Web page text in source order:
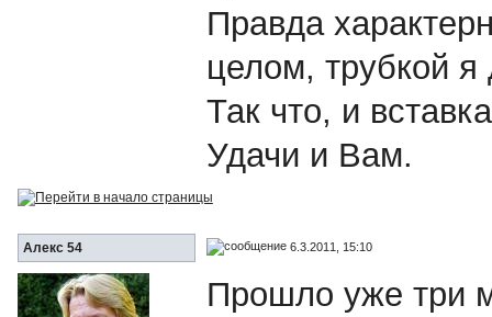
Правда
целом, трубкой я
Так что, и
Удачи и Вам.
Алекс 54 6.3.2011, 15:10
Прошло уже три